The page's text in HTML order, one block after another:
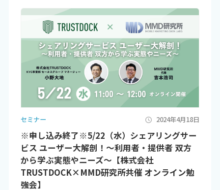
セミナー 2024年4月18日
※申し込み終了※5/22（水）シェアリングサー
ビス ユーザー大解剖！～利用者・提供者 双方
から学ぶ実態やニーズ～【株式会社
TRUSTDOCK×MMD研究所共催 オンライン勉
強会】